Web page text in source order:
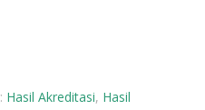
Hasil Akreditasi, Hasil